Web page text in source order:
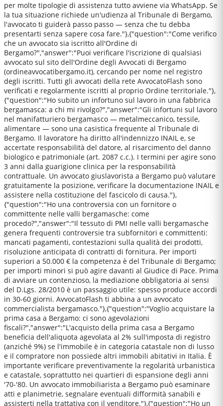
per molte tipologie di assistenza tutto avviene via WhatsApp. Se
la tua situazione richiede un'udienza al Tribunale di Bergamo,
l'avvocato ti guiderà passo passo — senza che tu debba
presentarti senza sapere cosa fare."},{"question":"Come verifico
che un avvocato sia iscritto all'Ordine di
Bergamo?","answer":"Puoi verificare l'iscrizione di qualsiasi
avvocato sul sito dell'Ordine degli Avvocati di Bergamo
(ordineavvocatibergamo.it), cercando per nome nel registro
degli iscritti. Tutti gli avvocati della rete AvvocatoFlash sono
verificati e regolarmente iscritti al proprio Ordine territoriale."},
{"question":"Ho subito un infortuno sul lavoro in una fabbrica
bergamasca: a chi mi rivolgo?","answer":"Gli infortuni sul lavoro
nel manifatturiero bergamasco — metalmeccanico, tessile,
alimentare — sono una casistica frequente al Tribunale di
Bergamo. Il lavoratore ha diritto all'indennizzo INAIL e, se
accertate responsabilità del datore, al risarcimento del danno
biologico e patrimoniale (art. 2087 c.c.). I termini per agire sono
3 anni dalla guarigione clinica per la responsabilità
contrattuale. Un avvocato giuslavorista a Bergamo può valutare
gratuitamente la posizione, verificare la documentazione INAIL e
assistere nella costituzione del fascicolo di causa."},
{"question":"Ho una controversia con un fornitore o
committente nelle valli bergamasche: come
procedo?","answer":"Il tessuto di PMI nelle valli bergamasche
genera frequenti controversie tra subfornitori e committenti:
mancati pagamenti, contestazioni sulla qualità dei prodotti,
risoluzione anticipata di contratti di fornitura. Per importi
superiori a 50.000 € la competenza è del Tribunale di Bergamo;
per importi minori si può agire davanti al Giudice di Pace. Prima
di avviare un contenzioso, la mediazione obbligatoria ai sensi
del D.Lgs. 28/2010 è un passaggio utile: spesso produce accordi
in 30-60 giorni. AvvocatoFlash ti abbina a un avvocato
commercialista bergamasco."},{"question":"Voglio acquistare la
prima casa a Bergamo: ci sono agevolazioni
fiscali?","answer":"L'acquisto della prima casa a Bergamo
beneficia dell'aliquota agevolata al 2% sull'imposta di registro
(anziché 9%) se l'immobile è in categoria catastale non di lusso
e il compratore non possiede altri immobili abitativi in Italia. È
importante verificare preventivamente la regolarità urbanistica
e catastale, soprattutto nei quartieri di espansione degli anni
'70-'80. Un avvocato immobiliarista a Bergamo può esaminare
atti e planimetrie, segnalare eventuali difformità sanabili e
assisterti nella trattativa con il venditore."},{"question":"Ho un